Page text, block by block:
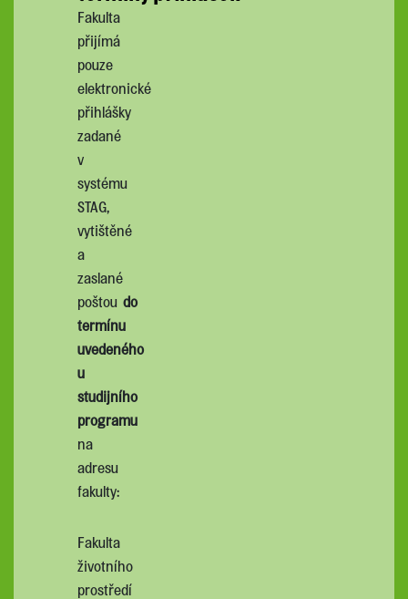
Fakulta
přijímá
pouze
elektronické
přihlášky
zadané
v
systému
STAG,
vytištěné
a
zaslané
poštou do
termínu
uvedeného
u
studijního
programu
na
adresu
fakulty:
Fakulta
životního
prostředí